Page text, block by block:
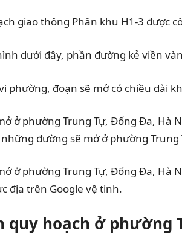
giao thông Phân khu H1-3 được
dưới đây, phần đường kẻ viền
phường, đoạn sẽ mở có chiều dài
đường sẽ mở ở phường
địa trên Google vệ tinh.
quy hoạch ở phường